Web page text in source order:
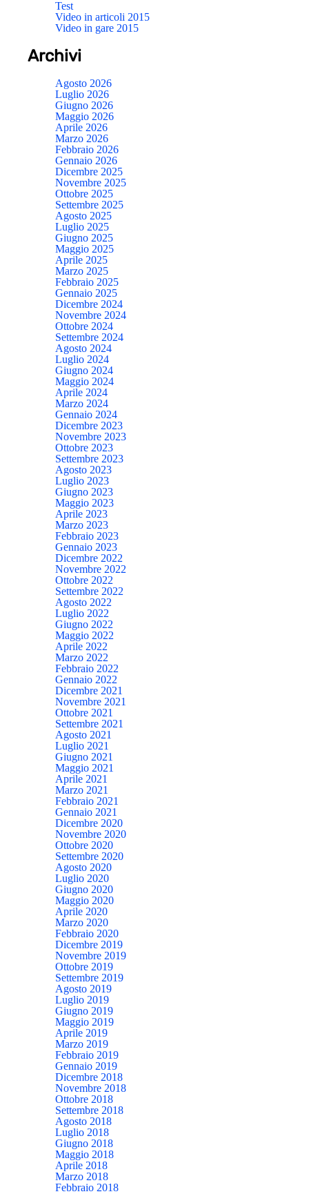
Test
Video in articoli 2015
Video in gare 2015
Archivi
Agosto 2026
Luglio 2026
Giugno 2026
Maggio 2026
Aprile 2026
Marzo 2026
Febbraio 2026
Gennaio 2026
Dicembre 2025
Novembre 2025
Ottobre 2025
Settembre 2025
Agosto 2025
Luglio 2025
Giugno 2025
Maggio 2025
Aprile 2025
Marzo 2025
Febbraio 2025
Gennaio 2025
Dicembre 2024
Novembre 2024
Ottobre 2024
Settembre 2024
Agosto 2024
Luglio 2024
Giugno 2024
Maggio 2024
Aprile 2024
Marzo 2024
Gennaio 2024
Dicembre 2023
Novembre 2023
Ottobre 2023
Settembre 2023
Agosto 2023
Luglio 2023
Giugno 2023
Maggio 2023
Aprile 2023
Marzo 2023
Febbraio 2023
Gennaio 2023
Dicembre 2022
Novembre 2022
Ottobre 2022
Settembre 2022
Agosto 2022
Luglio 2022
Giugno 2022
Maggio 2022
Aprile 2022
Marzo 2022
Febbraio 2022
Gennaio 2022
Dicembre 2021
Novembre 2021
Ottobre 2021
Settembre 2021
Agosto 2021
Luglio 2021
Giugno 2021
Maggio 2021
Aprile 2021
Marzo 2021
Febbraio 2021
Gennaio 2021
Dicembre 2020
Novembre 2020
Ottobre 2020
Settembre 2020
Agosto 2020
Luglio 2020
Giugno 2020
Maggio 2020
Aprile 2020
Marzo 2020
Febbraio 2020
Dicembre 2019
Novembre 2019
Ottobre 2019
Settembre 2019
Agosto 2019
Luglio 2019
Giugno 2019
Maggio 2019
Aprile 2019
Marzo 2019
Febbraio 2019
Gennaio 2019
Dicembre 2018
Novembre 2018
Ottobre 2018
Settembre 2018
Agosto 2018
Luglio 2018
Giugno 2018
Maggio 2018
Aprile 2018
Marzo 2018
Febbraio 2018